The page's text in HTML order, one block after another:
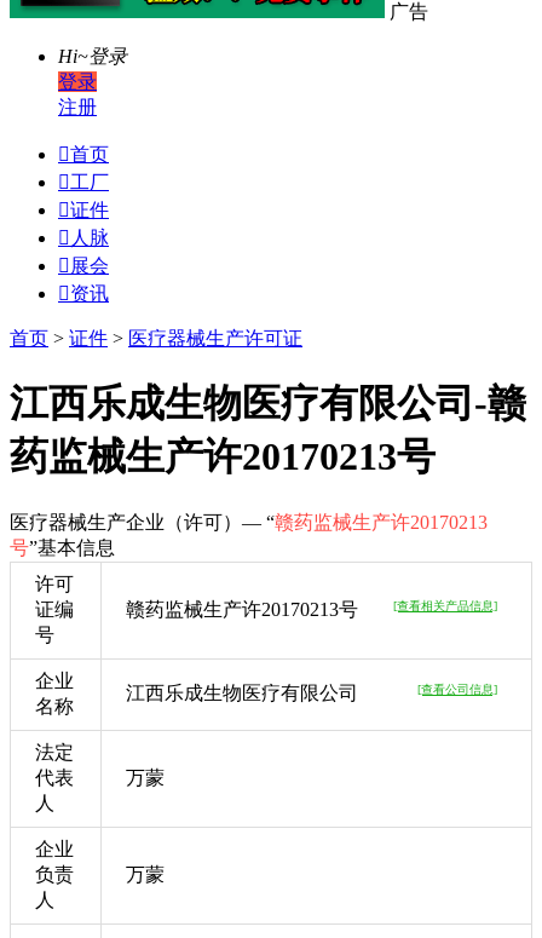
广告
Hi~登录
登录
注册
首页
工厂
证件
 人脉
 展会
资讯
首页 > 证件 > 医疗器械生产许可证
江西乐成生物医疗有限公司-赣
药监械生产许20170213号
医疗器械生产企业（许可）— “赣药监械生产许20170213
号”基本信息
许可
证编
号
赣药监械生产许20170213号 [查看相关产品信息]
企业
名称
江西乐成生物医疗有限公司 [查看公司信息]
法定
代表
人
万蒙
企业
负责
人
万蒙